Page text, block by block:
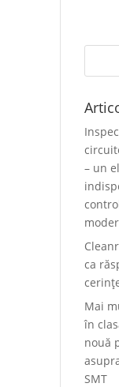
– un
ca
Mai
în
nouă
SMT